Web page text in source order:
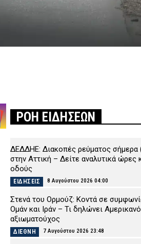
ΡΟΗ ΕΙΔΗΣΕΩΝ
ΔΕΔΔΗΕ: Διακοπές ρεύματος σήμερα
στην Αττική – Δείτε αναλυτικά ώρες
οδούς
ΕΙΔΗΣΕΙΣ 8 Αυγούστου 2026 04:00
Στενά του Ορμούζ: Κοντά σε
Ομάν και Ιράν – Τι δηλώνει
αξιωματούχος
ΔΙΕΘΝΗ 7 Αυγούστου 2026 23:48